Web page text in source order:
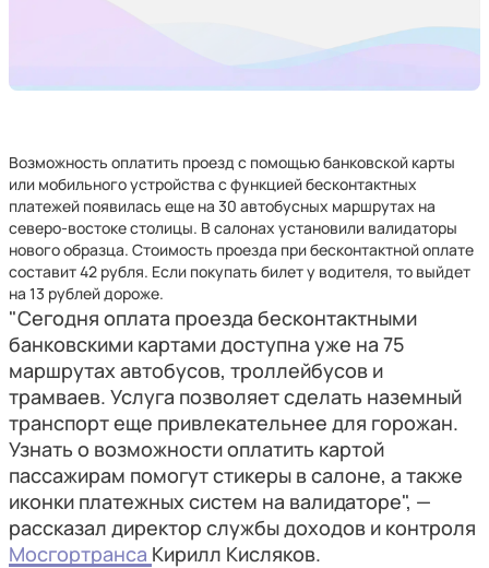
Возможность оплатить проезд с помощью банковской карты
или мобильного устройства с функцией бесконтактных
платежей появилась еще на 30 автобусных маршрутах на
северо-востоке столицы. В салонах установили валидаторы
нового образца. Стоимость проезда при бесконтактной оплате
составит 42 рубля. Если покупать билет у водителя, то выйдет
на 13 рублей дороже.
"Сегодня оплата проезда бесконтактными
банковскими картами доступна уже на 75
маршрутах автобусов, троллейбусов и
трамваев. Услуга позволяет сделать наземный
транспорт еще привлекательнее для горожан.
Узнать о возможности оплатить картой
пассажирам помогут стикеры в салоне, а также
иконки платежных систем на валидаторе", —
рассказал директор службы доходов и контроля
Мосгортранса Кирилл Кисляков.